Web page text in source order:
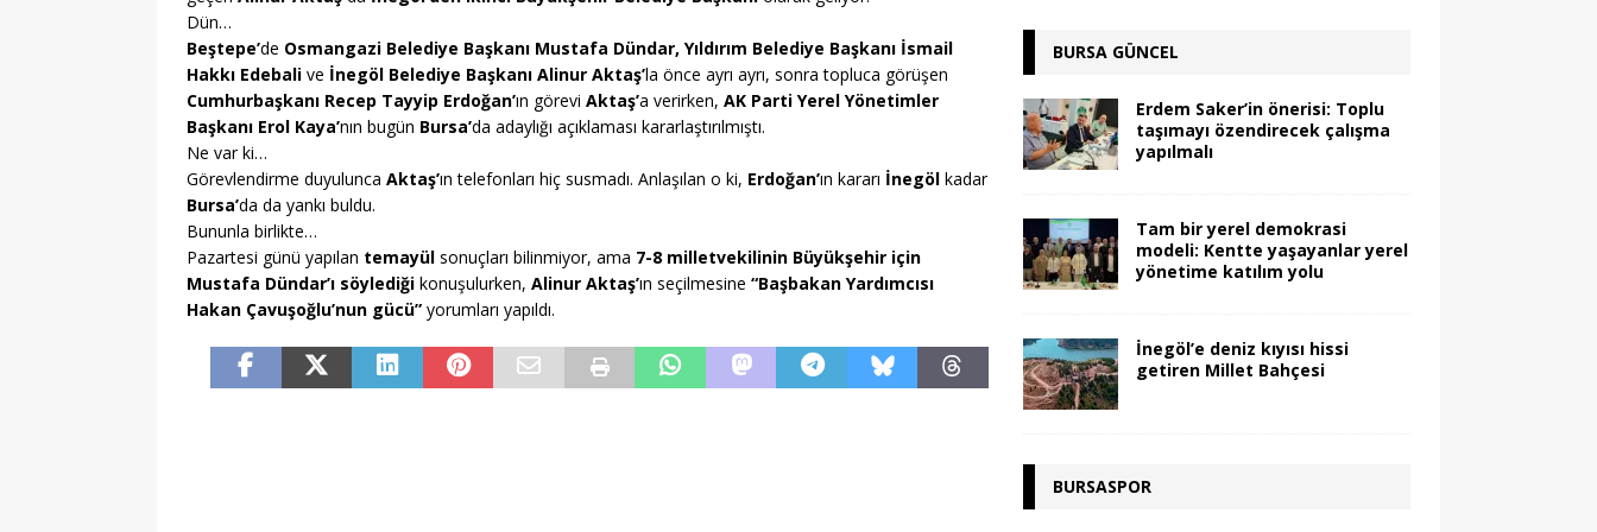
Dün…
Beştepe’de Osmangazi Belediye Başkanı Mustafa Dündar, Yıldırım Belediye Başkanı İsmail
Hakkı Edebali ve İnegöl Belediye Başkanı Alinur Aktaş’la önce ayrı ayrı, sonra topluca görüşen
Cumhurbaşkanı Recep Tayyip Erdoğan’ın görevi Aktaş’a verirken, AK Parti Yerel Yönetimler
Başkanı Erol Kaya’nın bugün Bursa’da adaylığı açıklaması kararlaştırılmıştı.
Ne var ki…
Görevlendirme duyulunca Aktaş’ın telefonları hiç susmadı. Anlaşılan o ki, Erdoğan’ın kararı İnegöl kadar
Bursa’da da yankı buldu.
Bununla birlikte…
Pazartesi günü yapılan temayül sonuçları bilinmiyor, ama 7-8 milletvekilinin Büyükşehir için
Mustafa Dündar’ı söylediği konuşulurken, Alinur Aktaş’ın seçilmesine “Başbakan Yardımcısı
Hakan Çavuşoğlu’nun gücü” yorumları yapıldı.
BURSA GÜNCEL
Erdem Saker’in önerisi: Toplu
taşımayı özendirecek çalışma
yapılmalı
Tam bir yerel demokrasi
modeli: Kentte yaşayanlar yerel
yönetime katılım yolu
İnegöl’e deniz kıyısı hissi
getiren Millet Bahçesi
BURSASPOR